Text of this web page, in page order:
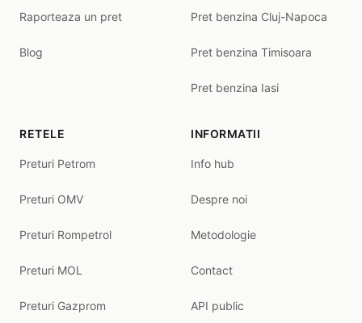
Raporteaza un pret
Blog
Pret benzina Cluj-Napoca
Pret benzina Timisoara
Pret benzina Iasi
RETELE
Preturi Petrom
Preturi OMV
Preturi Rompetrol
Preturi MOL
Preturi Gazprom
INFORMATII
Info hub
Despre noi
Metodologie
Contact
API public